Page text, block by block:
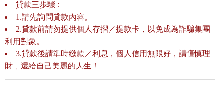
貸款三歩驟：
1.請先詢問貸款內容。
2.貸款前請勿提供個人存摺／提款卡，以免成為詐騙集團
利用對象。
3.貸款後請準時繳款／利息，個人信用無限好，請慬慎理
財，還給自己美麗的人生！